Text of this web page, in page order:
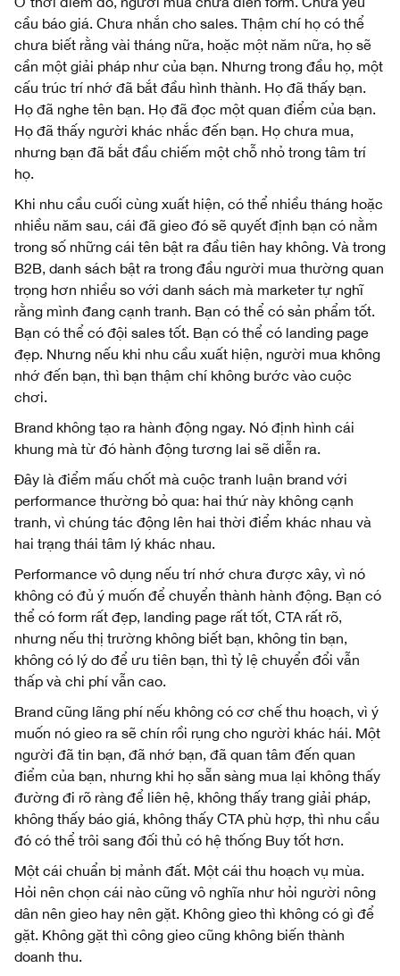
cầu báo giá. Chưa nhắn cho sales. Thậm chí họ có thể
chưa biết rằng vài tháng nữa, hoặc một năm nữa, họ sẽ
cần một giải pháp như của bạn. Nhưng trong đầu họ, một
cấu trúc trí nhớ đã bắt đầu hình thành. Họ đã thấy bạn.
Họ đã nghe tên bạn. Họ đã đọc một quan điểm của bạn.
Họ đã thấy người khác nhắc đến bạn. Họ chưa mua,
nhưng bạn đã bắt đầu chiếm một chỗ nhỏ trong tâm trí
họ.
Khi nhu cầu cuối cùng xuất hiện, có thể nhiều tháng hoặc
nhiều năm sau, cái đã gieo đó sẽ quyết định bạn có nằm
trong số những cái tên bật ra đầu tiên hay không. Và trong
B2B, danh sách bật ra trong đầu người mua thường quan
trọng hơn nhiều so với danh sách mà marketer tự nghĩ
rằng mình đang cạnh tranh. Bạn có thể có sản phẩm tốt.
Bạn có thể có đội sales tốt. Bạn có thể có landing page
đẹp. Nhưng nếu khi nhu cầu xuất hiện, người mua không
nhớ đến bạn, thì bạn thậm chí không bước vào cuộc
chơi.
Brand không tạo ra hành động ngay. Nó định hình cái
khung mà từ đó hành động tương lai sẽ diễn ra.
Đây là điểm mấu chốt mà cuộc tranh luận brand với
performance thường bỏ qua: hai thứ này không cạnh
tranh, vì chúng tác động lên hai thời điểm khác nhau và
hai trạng thái tâm lý khác nhau.
Performance vô dụng nếu trí nhớ chưa được xây, vì nó
không có đủ ý muốn để chuyển thành hành động. Bạn có
thể có form rất đẹp, landing page rất tốt, CTA rất rõ,
nhưng nếu thị trường không biết bạn, không tin bạn,
không có lý do để ưu tiên bạn, thì tỷ lệ chuyển đổi vẫn
thấp và chi phí vẫn cao.
Brand cũng lãng phí nếu không có cơ chế thu hoạch, vì ý
muốn nó gieo ra sẽ chín rồi rụng cho người khác hái. Một
người đã tin bạn, đã nhớ bạn, đã quan tâm đến quan
điểm của bạn, nhưng khi họ sẵn sàng mua lại không thấy
đường đi rõ ràng để liên hệ, không thấy trang giải pháp,
không thấy báo giá, không thấy CTA phù hợp, thì nhu cầu
đó có thể trôi sang đối thủ có hệ thống Buy tốt hơn.
Một cái chuẩn bị mảnh đất. Một cái thu hoạch vụ mùa.
Hỏi nên chọn cái nào cũng vô nghĩa như hỏi người nông
dân nên gieo hay nên gặt. Không gieo thì không có gì để
gặt. Không gặt thì công gieo cũng không biến thành
doanh thu.